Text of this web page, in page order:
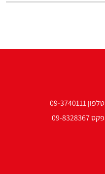
טלפון 09-3740111
פקס 09-8328367